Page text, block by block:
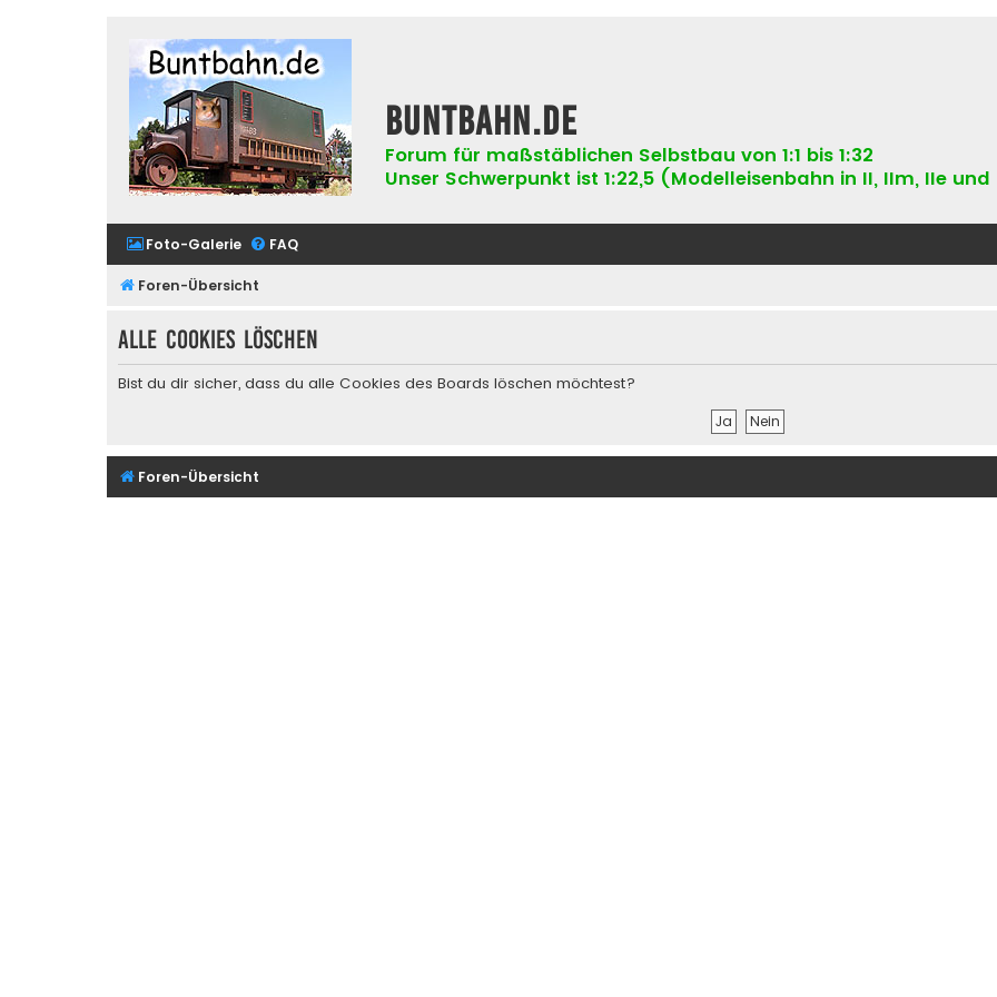
buntbahn.de
Forum für maßstäblichen Selbstbau von 1:1 bis 1:32
Unser Schwerpunkt ist 1:22,5 (Modelleisenbahn in II, IIm, IIe
Foto-Galerie FAQ
Foren-Übersicht
Alle Cookies löschen
Bist du dir sicher, dass du alle Cookies des Boards löschen möchtest?
Foren-Übersicht